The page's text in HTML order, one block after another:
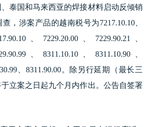
泰国和马来西亚的焊接材料启动反倾销
，涉案产品的越南税号为7217.10.10、
、7229.20.00、7229.90.21、
、8311.10.10、8311.10.90、
、8311.90.00。除另行延期（最长三
立案之日起九个月内作出。公告自签署